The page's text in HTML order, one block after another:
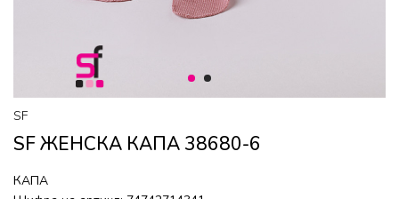
1 2
SF
SF ЖЕНСКА КАПА 38680-6
КАПА